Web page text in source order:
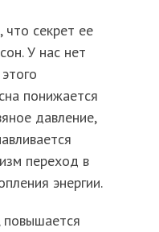
секрет ее
У нас нет
понижается
давление,
переход в
энергии.